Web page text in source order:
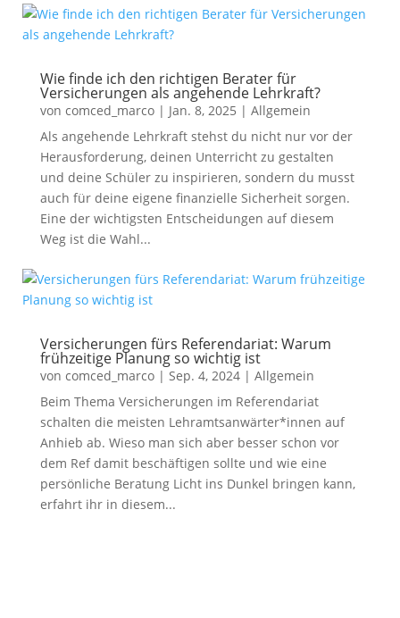
Wie finde ich den richtigen Berater für
Versicherungen als angehende Lehrkraft?
von comced_marco| Jan. 8, 2025 | Allgemein
Als angehende Lehrkraft stehst du nicht nur vor der
Herausforderung, deinen Unterricht zu gestalten
und deine Schüler zu inspirieren, sondern du musst
auch für deine eigene finanzielle Sicherheit sorgen.
Eine der wichtigsten Entscheidungen auf diesem
Weg ist die Wahl...
Versicherungen fürs Referendariat: Warum
frühzeitige Planung so wichtig ist
von comced_marco| Sep. 4, 2024| Allgemein
Beim Thema Versicherungen im Referendariat
schalten die meisten Lehramtsanwärter*innen auf
Anhieb ab. Wieso man sich aber besser schon vor
dem Ref damit beschäftigen sollte und wie eine
persönliche Beratung Licht ins Dunkel bringen kann,
erfahrt ihr in diesem...